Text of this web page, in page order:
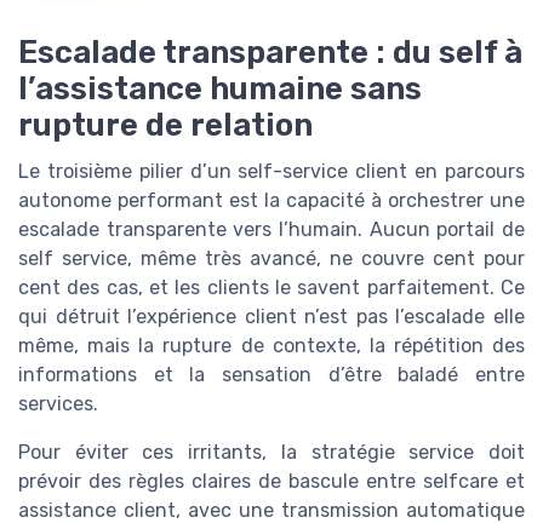
Escalade transparente : du self à
l’assistance humaine sans
rupture de relation
Le troisième pilier d’un self-service client en parcours
autonome performant est la capacité à orchestrer une
escalade transparente vers l’humain. Aucun portail de
self service, même très avancé, ne couvre cent pour
cent des cas, et les clients le savent parfaitement. Ce
qui détruit l’expérience client n’est pas l’escalade elle
même, mais la rupture de contexte, la répétition des
informations et la sensation d’être baladé entre
services.
Pour éviter ces irritants, la stratégie service doit
prévoir des règles claires de bascule entre selfcare et
assistance client, avec une transmission automatique